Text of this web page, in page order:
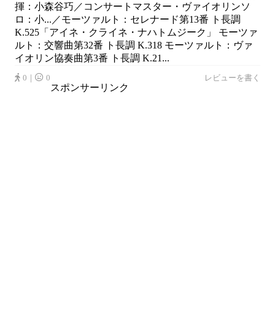
揮：小森谷巧／コンサートマスター・ヴァイオリンソ
ロ：小...／モーツァルト：セレナード第13番 ト長調
K.525「アイネ・クライネ・ナハトムジーク」 モーツァ
ルト：交響曲第32番 ト長調 K.318 モーツァルト：ヴァ
イオリン協奏曲第3番 ト長調 K.21...
0｜ 0 レビューを書く
スポンサーリンク